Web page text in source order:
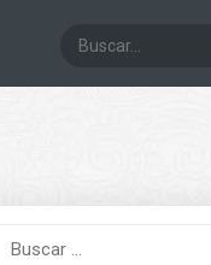
Buscar: